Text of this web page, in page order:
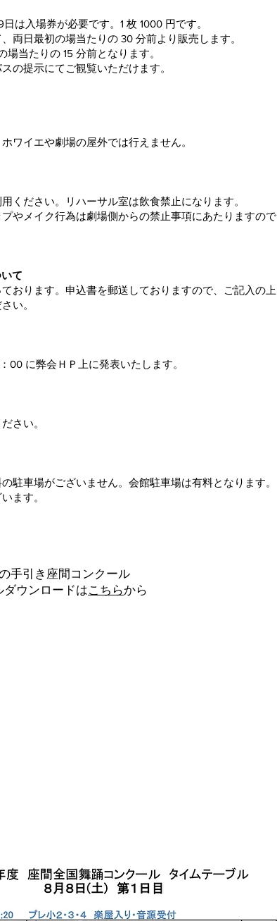
は入場券が必要です。1 枚 1000 円です。
両日最初の場当たりの 30 分前より販売します。
場当たりの 15 分前となります。
の提示にてご観覧いただけます。
ワイエや劇場の屋外では行えません。
ください。リハーサル室は飲食禁止になります。
やメイク行為は劇場側からの禁止事項にあたりますの
て
おります。申込書を郵送しておりますので、ご記入の
い。
00 に弊会ＨＰ上に発表いたします。
さい。
駐車場がございません。会館駐車場は有料となります。
ます。
手引き座間コンクール
ダウンロードはこちらから